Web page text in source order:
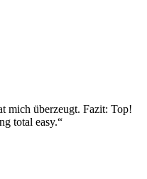
mich überzeugt. Fazit: Top!
total easy.“